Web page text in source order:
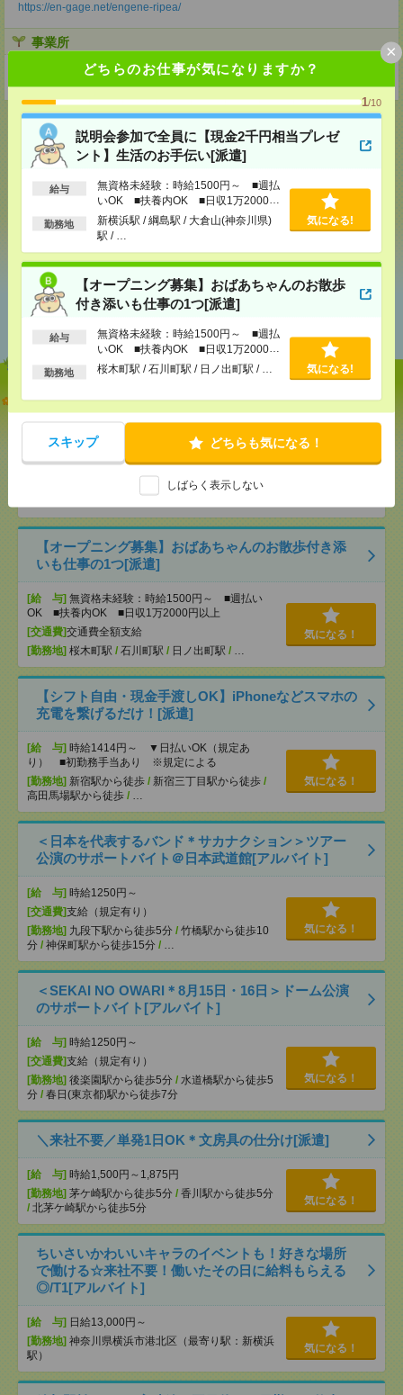
どちらのお仕事が気になりますか？
1/10
説明会参加で全員に【現金2千円相当プレゼ
ント】生活のお手伝い[派遣]
給与
無資格未経験：時給1500円～ ■週払
いOK ■扶養内OK ■日収1万2000円
以上
勤務地
新横浜駅 / 綱島駅 / 大倉山(神奈川県)
駅 / …
気になる!
【オープニング募集】おばあちゃんのお散歩
付き添いも仕事の1つ[派遣]
給与
無資格未経験：時給1500円～ ■週払
いOK ■扶養内OK ■日収1万2000円
以上
勤務地 桜木町駅 / 石川町駅 / 日ノ出町駅 / … 気になる!
スキップ どちらも気になる！
しばらく表示しない
×
https://en-gage.net/engene-ripea/
事業所
東京都東京都品川区西五反田7‐22‐17TOCビル10階
あなたの閲覧履歴からの
説明会参加で全員に【現金2千円相当プレゼント】生
活のお手伝い[派遣]
[給 与]無資格未経験：時給1500円～ ■週払い
OK ■扶養内OK ■日収1万2000円以上
【オープニング募集】おばあちゃんのお散歩付き添
いも仕事の1つ[派遣]
[給 与] 無資格未経験：時給1500円～ ■週払い
OK ■扶養内OK ■日収1万2000円以上
[交通費]交通費全額支給
[勤務地] 桜木町駅 / 石川町駅 / 日ノ出町駅 / …
気になる！
【シフト自由・現金手渡しOK】iPhoneなどスマホの
充電を繋げるだけ！[派遣]
[給 与] 時給1414円～ ▼日払いOK（規定あ
り） ■初勤務手当あり ※規定による
[勤務地] 新宿駅から徒歩 / 新宿三丁目駅から徒歩 /
高田馬場駅から徒歩 / …
気になる！
＜日本を代表するバンド＊サカナクション＞ツアー
公演のサポートバイト＠日本武道館[アルバイト]
[給 与] 時給1250円～
[交通費]支給（規定有り）
[勤務地] 九段下駅から徒歩5分 / 竹橋駅から徒歩10
分 / 神保町駅から徒歩15分 / …
気になる！
＜SEKAI NO OWARI＊8月15日・16日＞ドーム公演
のサポートバイト[アルバイト]
[給 与] 時給1250円～
[交通費]支給（規定有り）
[勤務地] 後楽園駅から徒歩5分 / 水道橋駅から徒歩5
分 / 春日(東京都)駅から徒歩7分
気になる！
＼来社不要／単発1日OK＊文房具の仕分け[派遣]
[給 与] 時給1,500円～1,875円
[勤務地] 茅ケ崎駅から徒歩5分 / 香川駅から徒歩5分
/ 北茅ケ崎駅から徒歩5分
気になる！
ちいさいかわいいキャラのイベントも！好きな場所
で働ける☆来社不要！働いたその日に給料もらえる
◎/T1[アルバイト]
[給 与] 日給13,000円～
[勤務地] 神奈川県横浜市港北区（最寄り駅：新横浜
駅）
気になる！